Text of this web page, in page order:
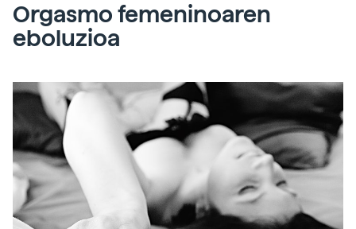
Orgasmo femeninoaren
eboluzioa